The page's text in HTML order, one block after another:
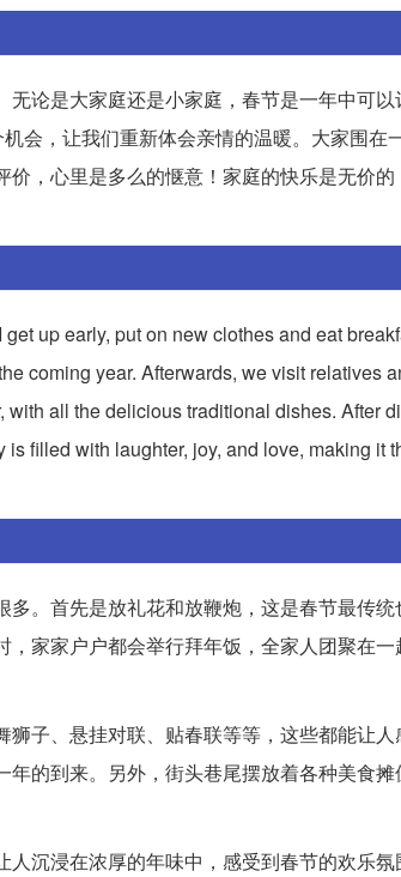
论是大家庭还是小家庭，春节是一年中可
会，让我们重新体会亲情的温暖。大家围在
，心里是多么的惬意！家庭的快乐是无价
up early, put on new clothes and eat
coming year. Afterwards, we visit relatives
all the delicious traditional dishes. After
filled with laughter, joy, and love, making it
。首先是放礼花和放鞭炮，这是春节最传
家家户户都会举行拜年饭，全家人团聚在
子、悬挂对联、贴春联等等，这些都能让人
的到来。另外，街头巷尾摆放着各种美食
沉浸在浓厚的年味中，感受到春节的欢乐氛